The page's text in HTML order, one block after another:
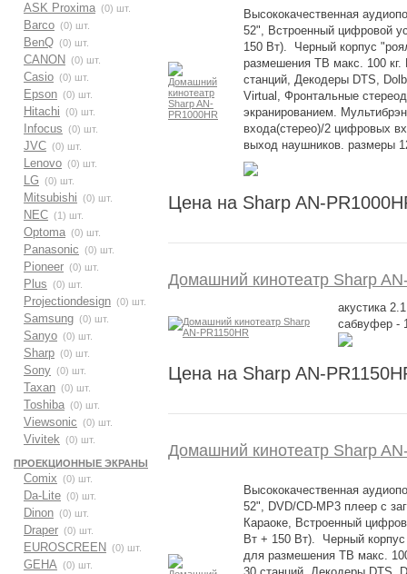
ASK Proxima (0) шт.
Barco (0) шт.
BenQ (0) шт.
CANON (0) шт.
Casio (0) шт.
Epson (0) шт.
Hitachi (0) шт.
Infocus (0) шт.
JVC (0) шт.
Lenovo (0) шт.
LG (0) шт.
Mitsubishi (0) шт.
NEC (1) шт.
Optoma (0) шт.
Panasonic (0) шт.
Pioneer (0) шт.
Plus (0) шт.
Projectiondesign (0) шт.
Samsung (0) шт.
Sanyo (0) шт.
Sharp (0) шт.
Sony (0) шт.
Taxan (0) шт.
Toshiba (0) шт.
Viewsonic (0) шт.
Vivitek (0) шт.
ПРОЕКЦИОННЫЕ ЭКРАНЫ
Comix (0) шт.
Da-Lite (0) шт.
Dinon (0) шт.
Draper (0) шт.
EUROSCREEN (0) шт.
GEHA (0) шт.
Высококачественная
52", Встроенный цифровой
150 Вт). Черный корпус
размешения ТВ макс. 100
станций, Декодеры DTS,
Virtual, Фронтальные
экранированием.
входа(стерео)/2 цифровых
выход наушников. размеры
Цена на Sharp AN-
Домашний кинотеатр Sharp
акустика
сабвуфер -
Цена на Sharp AN-
Домашний кинотеатр Sharp
Высококачественная
52", DVD/CD-MP3 плеер с
Караоке, Встроенный
Вт + 150 Вт). Черный
для размешения ТВ макс.